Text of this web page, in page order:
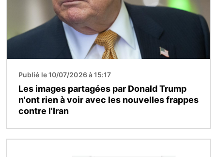
Publié le 10/07/2026 à 15:17
Les images partagées par Donald Trump
n'ont rien à voir avec les nouvelles frappes
contre l'Iran